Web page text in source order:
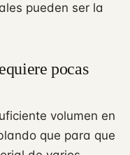
pueden ser la
pocas
volumen en
que para que